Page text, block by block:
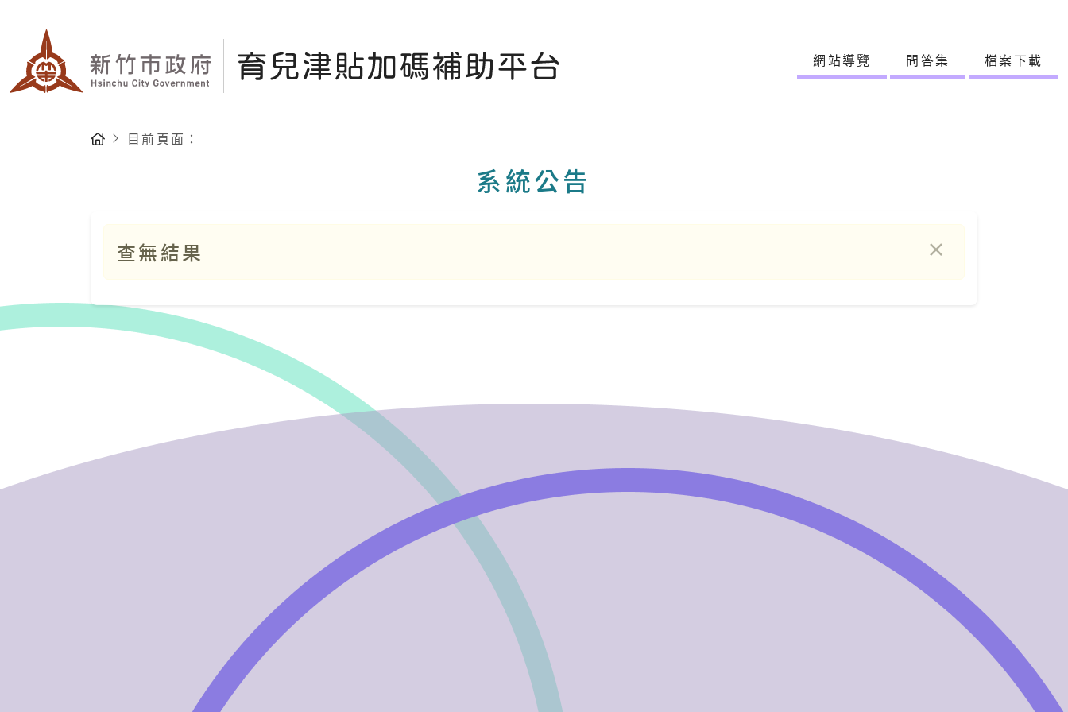
跳至中央內容
網站導覽 問答集 檔案下載
首頁目前頁面：
系統公告
×
查無結果